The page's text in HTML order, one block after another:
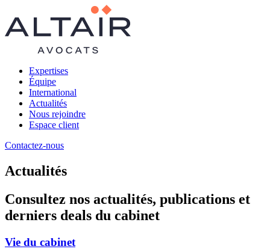
Expertises
Équipe
International
Actualités
Nous rejoindre
Espace client
Contactez-nous
Actualités
Consultez nos actualités, publications et
derniers deals du cabinet
Vie du cabinet